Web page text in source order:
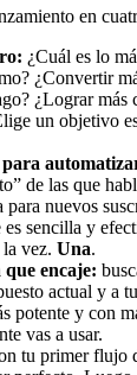
en
¿Cuál es lo
¿Convertir
¿Lograr más
un objetivo
para
de las que
nuevos
sencilla y
la vez. Una.
encaje:
actual y a
potente y con
vas a usar.
tu primer flujo